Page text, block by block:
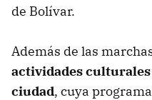
de Bolívar.
Además de las
actividades
ciudad, cuya